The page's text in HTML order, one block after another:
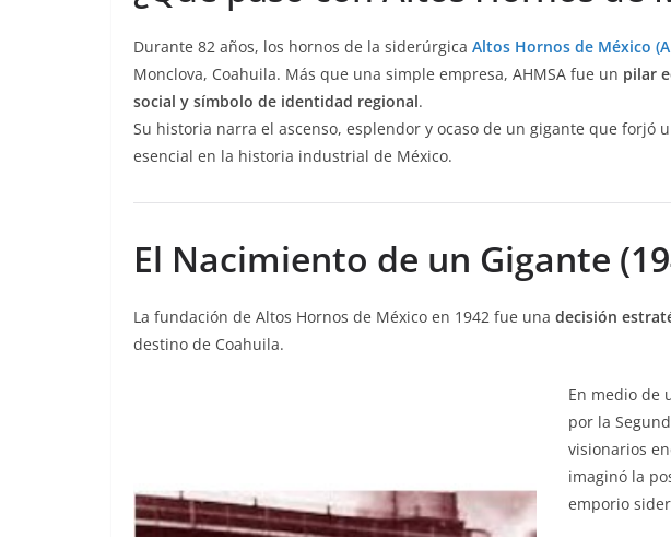
Durante 82 años, los hornos de la siderúrgica Altos Hornos de México
Monclova, Coahuila. Más que una simple empresa, AHMSA fue un pilar
social y símbolo de identidad regional.
Su historia narra el ascenso, esplendor y ocaso de un gigante que forjó
esencial en la historia industrial de México.
El Nacimiento de un Gigante
La fundación de Altos Hornos de México en 1942 fue una decisión
destino de Coahuila.
En medio de
por la
visionarios
imaginó la
emporio